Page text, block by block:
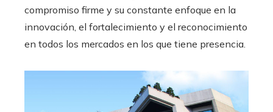
compromiso firme y su constante enfoque en la
innovación, el fortalecimiento y el reconocimiento
en todos los mercados en los que tiene presencia.